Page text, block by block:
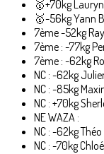
🥇+70kg
🥇-56kg Yann
7ème -52kg
7ème : -77kg
7ème : -62kg
NC : -62kg
NC : -85kg
NC : +70kg
NE WAZA :
NC : -62kg Théo
NC : -70kg